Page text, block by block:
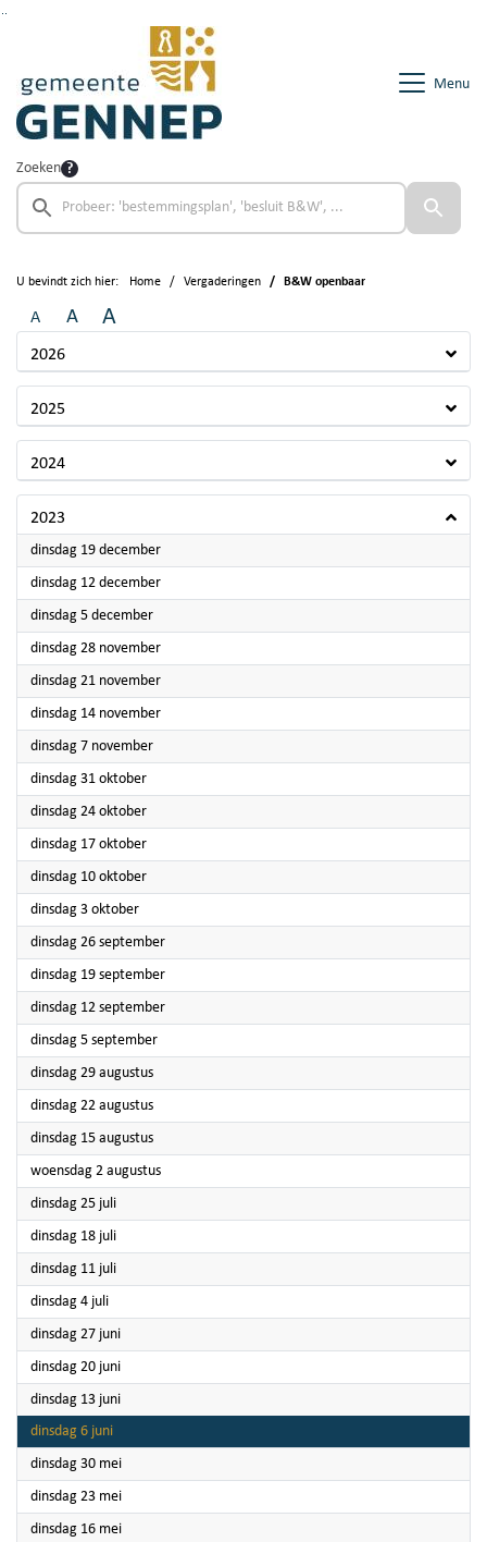
Menu
Zoeken
U bevindt zich hier: Home Vergaderingen B&W openbaar
A A A
2026
2025
2024
2023
dinsdag 19 december2023
dinsdag 12 december2023
dinsdag 5 december2023
dinsdag 28 november2023
dinsdag 21 november2023
dinsdag 14 november2023
dinsdag 7 november2023
dinsdag 31 oktober2023
dinsdag 24 oktober2023
dinsdag 17 oktober2023
dinsdag 10 oktober2023
dinsdag 3 oktober2023
dinsdag 26 september2023
dinsdag 19 september2023
dinsdag 12 september2023
dinsdag 5 september2023
dinsdag 29 augustus2023
dinsdag 22 augustus2023
dinsdag 15 augustus2023
woensdag 2 augustus2023
dinsdag 25 juli2023
dinsdag 18 juli2023
dinsdag 11 juli2023
dinsdag 4 juli2023
dinsdag 27 juni2023
dinsdag 20 juni2023
dinsdag 13 juni2023
dinsdag 6 juni2023
dinsdag 30 mei2023
dinsdag 23 mei2023
dinsdag 16 mei2023